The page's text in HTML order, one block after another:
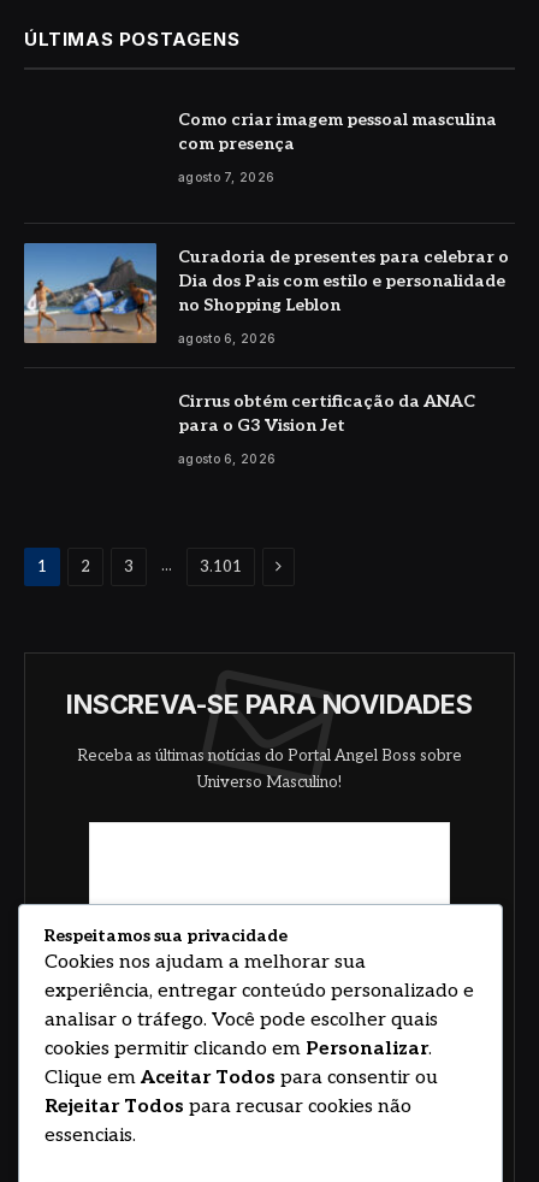
ÚLTIMAS POSTAGENS
Como criar imagem pessoal masculina
com presença
agosto 7, 2026
Curadoria de presentes para celebrar o
Dia dos Pais com estilo e personalidade
no Shopping Leblon
agosto 6, 2026
Cirrus obtém certificação da ANAC
para o G3 Vision Jet
agosto 6, 2026
1 2 3 ... 3.101 Proximo
INSCREVA-SE PARA NOVIDADES
Receba as últimas notícias do Portal Angel Boss sobre
Universo Masculino!
Respeitamos sua privacidade
Cookies nos ajudam a melhorar sua
experiência, entregar conteúdo personalizado e
analisar o tráfego. Você pode escolher quais
cookies permitir clicando em Personalizar.
Clique em Aceitar Todos para consentir ou
Rejeitar Todos para recusar cookies não
essenciais.